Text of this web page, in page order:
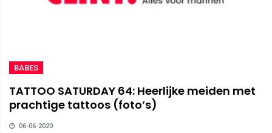
BABES
TATTOO SATURDAY 64: Heerlijke meiden met
prachtige tattoos (foto’s)
06-06-2020